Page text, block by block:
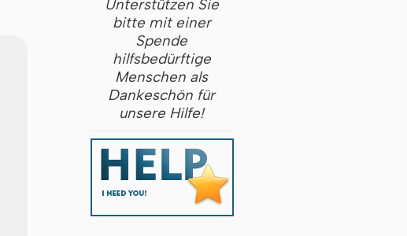
Unterstützen Sie
bitte mit einer
Spende
hilfsbedürftige
Menschen als
Dankeschön für
unsere Hilfe!